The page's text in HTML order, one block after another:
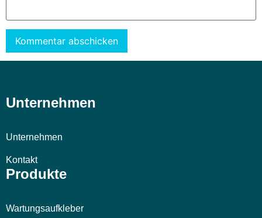
Unternehmen
Unternehmen
Kontakt
Produkte
Wartungsaufkleber